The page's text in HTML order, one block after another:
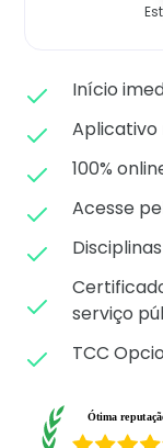
Início
Aplicativo
100%
Acesse
serviço
TCC